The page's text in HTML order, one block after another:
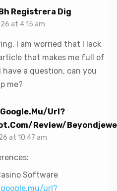
Registrera Dig
at 4:15 am
I am worried that I lack
that makes me full of
have a question, can you
me?
url?
review/
at 10:47 am
Software
url?